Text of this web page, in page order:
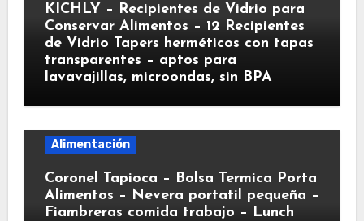
KICHLY – Recipientes de Vidrio para
Conservar Alimentos – 12 Recipientes
de Vidrio Tapers herméticos con tapas
transparentes – aptos para
lavavajillas, microondas, sin BPA
Alimentación
Coronel Tapioca – Bolsa Termica Porta
Alimentos – Nevera portatil pequeña –
Fiambreras comida trabajo – Lunch